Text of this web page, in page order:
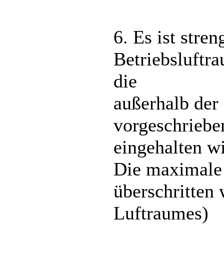
6. Es ist
die
außerhalb
eingehalten
Die
überschritten
Luftraumes)